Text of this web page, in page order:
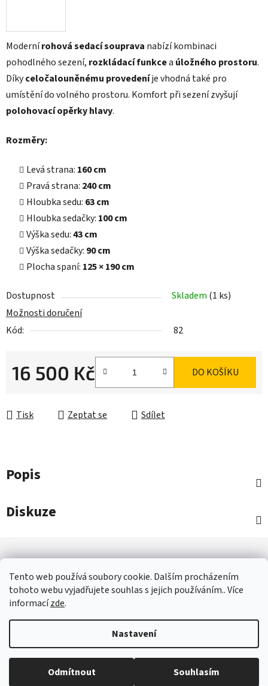
Tento web používá soubory cookie. Dalším procházením
tohoto webu vyjadřujete souhlas s jejich používáním.. Více
informacízde.
Nastavení
Odmítnout Souhlasím
Modernírohová sedací souprava nabízí kombinaci
pohodlného sezení, rozkládací funkcea úložného prostoru.
Díkyceločalouněnému provedeníje vhodná také pro
umístění do volného prostoru. Komfort při sezení zvyšují
polohovací opěrky hlavy.
Rozměry:
Levá strana: 160 cm
Pravá strana: 240 cm
Hloubka sedu: 63 cm
Hloubka sedačky: 100 cm
Výška sedu:43 cm
Výška sedačky: 90 cm
Plocha spaní: 125 × 190 cm
Dostupnost Skladem (1 ks)
Možnosti doručení
Kód:
82
16 500 Kč DO KOŠÍKU
Tisk Zeptat se Sdílet
Popis
Diskuze
á
OBCHOD - IVANČICE
OBCHODNÍ PODMÍNKY GDPR KONTAKTY
Vytvořil Shoptet
Copyright 2026Nábytek Ron - Ivančice. Všechna práva